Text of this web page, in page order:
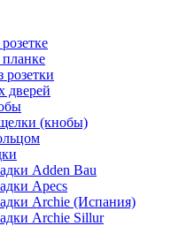
розетки
дверей
(кнобы)
Adden Bau
Apecs
Archie (Испания)
Archie Sillur